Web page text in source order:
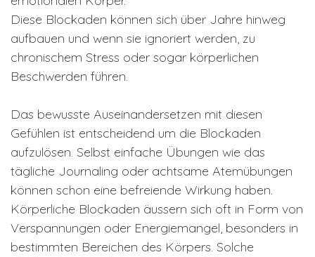
Diese Blockaden können sich über Jahre hinweg
aufbauen und wenn sie ignoriert werden, zu
chronischem Stress oder sogar körperlichen
Beschwerden führen.
Das bewusste Auseinandersetzen mit diesen
Gefühlen ist entscheidend um die Blockaden
aufzulösen. Selbst einfache Übungen wie das
tägliche Journaling oder achtsame Atemübungen
können schon eine befreiende Wirkung haben.
Körperliche Blockaden äussern sich oft in Form von
Verspannungen oder Energiemangel, besonders in
bestimmten Bereichen des Körpers. Solche